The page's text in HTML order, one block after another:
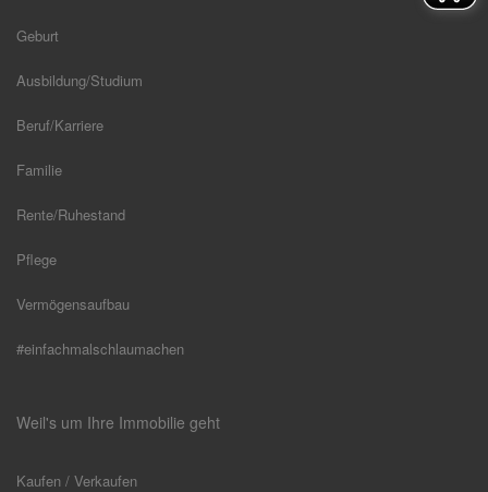
Geburt
Ausbildung/Studium
Beruf/Karriere
Familie
Rente/Ruhestand
Pflege
Vermögensaufbau
#einfachmalschlaumachen
Weil's um Ihre Immobilie geht
Kaufen / Verkaufen